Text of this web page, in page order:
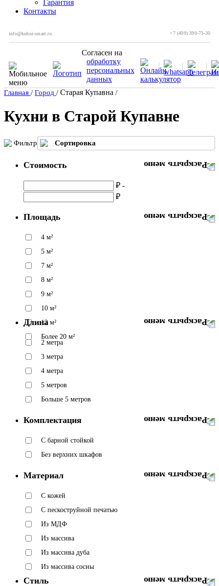
Гарантия
Контакты
info@kuhni-smart.ru +7 (499) 390-73-30
Согласен на
обработку
персональных
данных
Главная / Город / Старая Купавна /
Кухни в Старой Купавне
Фильтр Сортировка
Стоимость
₽ -
₽
Площадь
4 м²
5 м²
7 м²
8 м²
9 м²
10 м²
12 м²
Более 20 м²
Длина
2 метра
3 метра
4 метра
5 метров
Больше 5 метров
Комплектация
C барной стойкой
Без верхних шкафов
Материал
C кожей
C пескоструйной печатью
Из МДФ
Из массива
Из массива дуба
Из массива сосны
Стиль